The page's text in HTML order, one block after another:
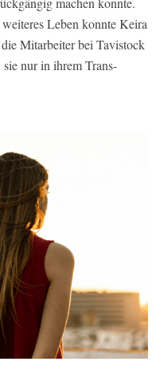
Leben konnte Keira
Mitarbeiter bei Tavistock
sie nur in ihrem Trans-